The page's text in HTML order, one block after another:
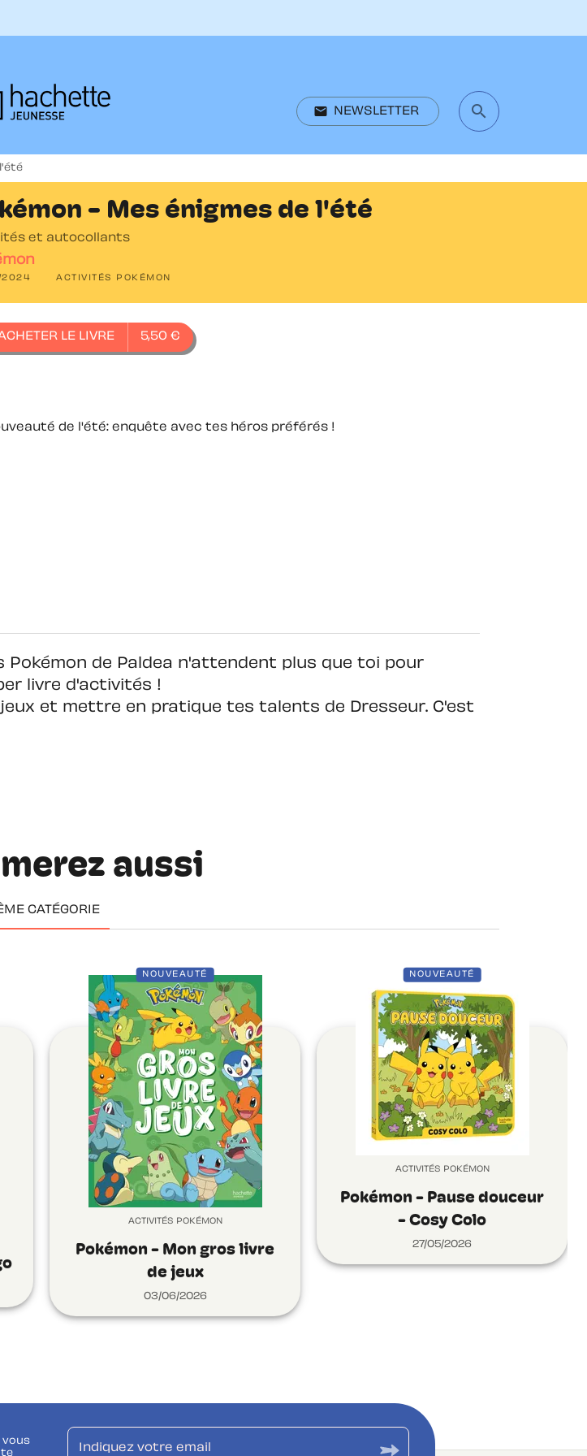
email NEWSLETTER search
search
- Mes énigmes de l'été
et autocollants
2024 ACTIVITÉS POKÉMON
LE LIVRE 5,50 €
de l'été: enquête avec tes héros préférés !
Pokémon de Paldea n'attendent plus que toi pour
livre d'activités !
et mettre en pratique tes talents de Dresseur. C'est
aussi
CATÉGORIE
NOUVEAUTÉ
ACTIVITÉS POKÉMON
Pokémon - Mon gros livre
de jeux
03/06/2026
NOUVEAUTÉ
ACTIVITÉS POKÉMON
Pokémon - Pause douceur
- Cosy Colo
27/05/2026
vous
Indiquez votre email